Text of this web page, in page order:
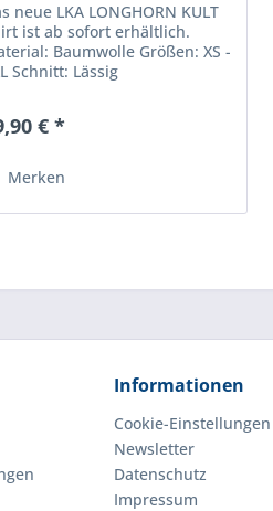
neue LKA LONGHORN KULT
ist ab sofort erhältlich.
Baumwolle Größen: XS -
Schnitt: Lässig
€ *
Merken
Informationen
Cookie-Einstellungen
Newsletter
Datenschutz
Impressum